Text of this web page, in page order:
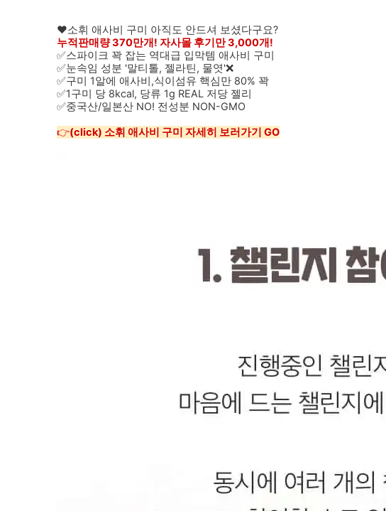
❤소휘 애사비 구미 아직도 안드셔 보셨다구요?
누적판매량 370만개! 자사몰 후기만 3,000개!
✅스파이크 꽉 잡는 역대급 입막템 애사비 구미
✅눈속임 성분 '말티톨, 젤라틴, 물엿'❌
✅구미 1알에 애사비,식이섬유 핵심만 80% 꽉
✅1구미 당 8kcal, 당류 1g REAL 저당 젤리
✅중국산/일본산 NO! 전성분 NON-GMO
👉(click) 소휘 애사비 구미 자세히 보러가기 GO